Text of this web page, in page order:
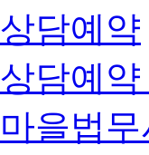
상담예약
상담예
마을법무